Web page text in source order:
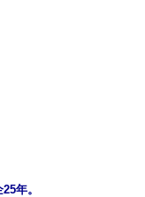
年。